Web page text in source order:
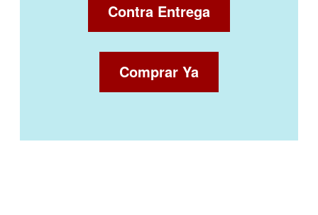
Contra Entrega
Comprar Ya